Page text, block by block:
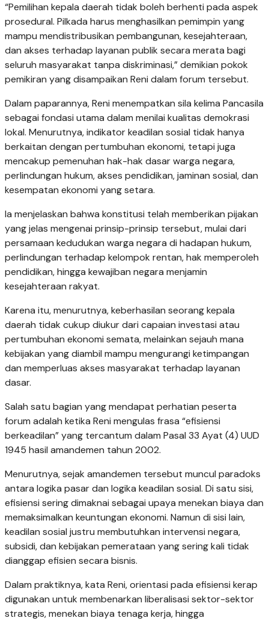
“Pemilihan kepala daerah tidak boleh berhenti pada aspek
prosedural. Pilkada harus menghasilkan pemimpin yang
mampu mendistribusikan pembangunan, kesejahteraan,
dan akses terhadap layanan publik secara merata bagi
seluruh masyarakat tanpa diskriminasi,” demikian pokok
pemikiran yang disampaikan Reni dalam forum tersebut.
Dalam paparannya, Reni menempatkan sila kelima Pancasila
sebagai fondasi utama dalam menilai kualitas demokrasi
lokal. Menurutnya, indikator keadilan sosial tidak hanya
berkaitan dengan pertumbuhan ekonomi, tetapi juga
mencakup pemenuhan hak-hak dasar warga negara,
perlindungan hukum, akses pendidikan, jaminan sosial, dan
kesempatan ekonomi yang setara.
Ia menjelaskan bahwa konstitusi telah memberikan pijakan
yang jelas mengenai prinsip-prinsip tersebut, mulai dari
persamaan kedudukan warga negara di hadapan hukum,
perlindungan terhadap kelompok rentan, hak memperoleh
pendidikan, hingga kewajiban negara menjamin
kesejahteraan rakyat.
Karena itu, menurutnya, keberhasilan seorang kepala
daerah tidak cukup diukur dari capaian investasi atau
pertumbuhan ekonomi semata, melainkan sejauh mana
kebijakan yang diambil mampu mengurangi ketimpangan
dan memperluas akses masyarakat terhadap layanan
dasar.
Salah satu bagian yang mendapat perhatian peserta
forum adalah ketika Reni mengulas frasa “efisiensi
berkeadilan” yang tercantum dalam Pasal 33 Ayat (4) UUD
1945 hasil amandemen tahun 2002.
Menurutnya, sejak amandemen tersebut muncul paradoks
antara logika pasar dan logika keadilan sosial. Di satu sisi,
efisiensi sering dimaknai sebagai upaya menekan biaya dan
memaksimalkan keuntungan ekonomi. Namun di sisi lain,
keadilan sosial justru membutuhkan intervensi negara,
subsidi, dan kebijakan pemerataan yang sering kali tidak
dianggap efisien secara bisnis.
Dalam praktiknya, kata Reni, orientasi pada efisiensi kerap
digunakan untuk membenarkan liberalisasi sektor-sektor
strategis, menekan biaya tenaga kerja, hingga